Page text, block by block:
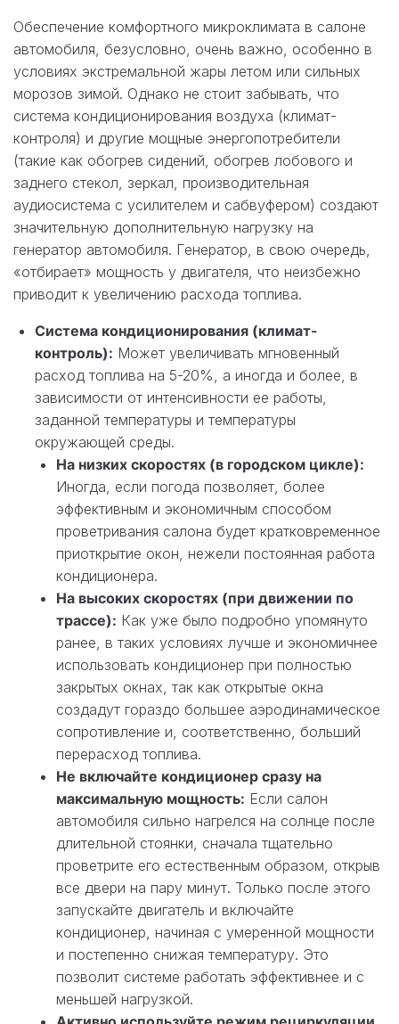
Обеспечение комфортного микроклимата в салоне
автомобиля, безусловно, очень важно, особенно в
условиях экстремальной жары летом или сильных
морозов зимой. Однако не стоит забывать, что
система кондиционирования воздуха (климат-
контроля) и другие мощные энергопотребители
(такие как обогрев сидений, обогрев лобового и
заднего стекол, зеркал, производительная
аудиосистема с усилителем и сабвуфером) создают
значительную дополнительную нагрузку на
генератор автомобиля. Генератор, в свою очередь,
«отбирает» мощность у двигателя, что неизбежно
приводит к увеличению расхода топлива.
Система кондиционирования (климат-
контроль): Может увеличивать мгновенный
расход топлива на 5-20%, а иногда и более, в
зависимости от интенсивности ее работы,
заданной температуры и температуры
окружающей среды.
На низких скоростях (в городском цикле):
Иногда, если погода позволяет, более
эффективным и экономичным способом
проветривания салона будет кратковременное
приоткрытие окон, нежели постоянная работа
кондиционера.
На высоких скоростях (при движении по
трассе): Как уже было подробно упомянуто
ранее, в таких условиях лучше и экономичнее
использовать кондиционер при полностью
закрытых окнах, так как открытые окна
создадут гораздо большее аэродинамическое
сопротивление и, соответственно, больший
перерасход топлива.
Не включайте кондиционер сразу на
максимальную мощность: Если салон
автомобиля сильно нагрелся на солнце после
длительной стоянки, сначала тщательно
проветрите его естественным образом, открыв
все двери на пару минут. Только после этого
запускайте двигатель и включайте
кондиционер, начиная с умеренной мощности
и постепенно снижая температуру. Это
позволит системе работать эффективнее и с
меньшей нагрузкой.